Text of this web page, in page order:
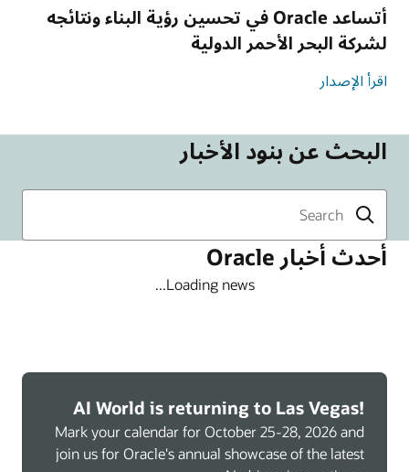
أتساعد Oracle في تحسين رؤية البناء ونتائجه
لشركة البحر الأحمر الدولية
اقرأ الإصدار
البحث عن بنود الأخبار
أحدث أخبار Oracle
Loading news...
AI World is returning to Las Vegas!
Mark your calendar for October 25-28, 2026 and
join us for Oracle's annual showcase of the latest